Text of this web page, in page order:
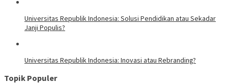
Universitas Republik Indonesia: Solusi Pendidikan atau Sekadar
Janji Populis?
Universitas Republik Indonesia: Inovasi atau Rebranding?
Topik Populer